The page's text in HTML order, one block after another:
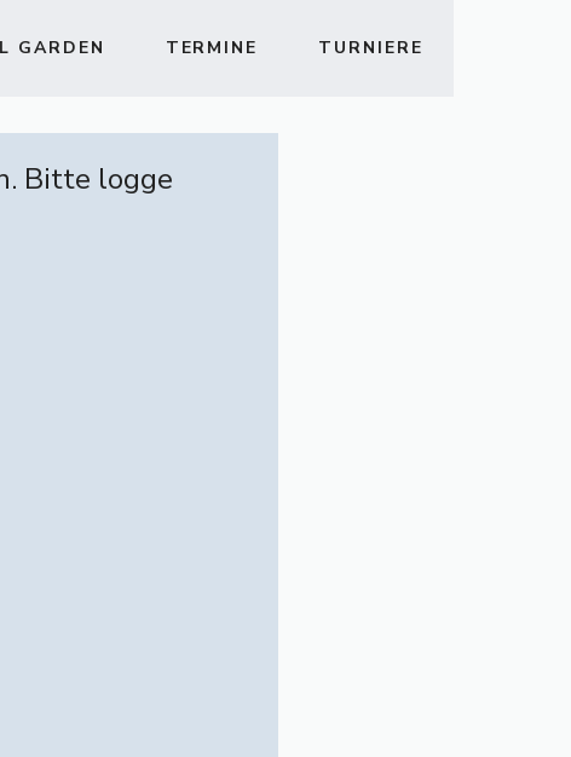
GARDEN TERMINE TURNIERE
Bitte logge